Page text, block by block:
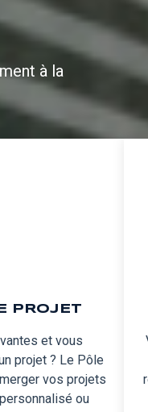
à la
PROJET
et vous
projet ? Le Pôle
vos projets
ou